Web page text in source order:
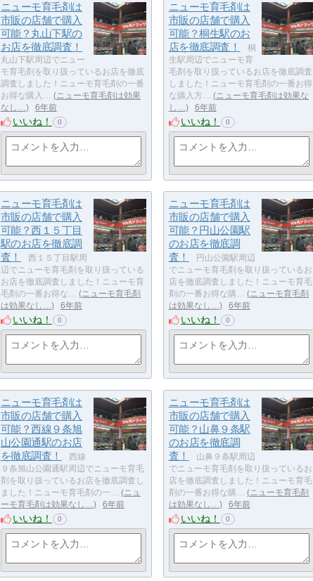
ニューモ育毛剤は
市販の店舗で購入
可能？丸山下駅の
お店を徹底調査！
丸山下駅周辺でニュー
モ育毛剤を取り扱っているお店を徹底
調査しました！ニューモ育毛剤の一番
お得な購入…
ニューモ育毛剤は効果
なし…
6年前
いいね！ 0
ニューモ育毛剤は
市販の店舗で購入
可能？桐生駅のお
店を徹底調査！
桐
生駅周辺でニューモ育
毛剤を取り扱っているお店を徹底調査
しました！ニューモ育毛剤の一番お得
な購入方…
ニューモ育毛剤は効果な
し…
6年前
いいね！ 0
ニューモ育毛剤は
市販の店舗で購入
可能？西１５丁目
駅のお店を徹底調
査！
西１５丁目駅周
辺でニューモ育毛剤を取り扱っている
お店を徹底調査しました！ニューモ育
毛剤の一番お得な…
ニューモ育毛剤
は効果なし…
6年前
いいね！ 0
ニューモ育毛剤は
市販の店舗で購入
可能？円山公園駅
のお店を徹底調
査！
円山公園駅周辺
でニューモ育毛剤を取り扱っているお
店を徹底調査しました！ニューモ育毛
剤の一番お得な購…
ニューモ育毛剤
は効果なし…
6年前
いいね！ 0
ニューモ育毛剤は
市販の店舗で購入
可能？西線９条旭
山公園通駅のお店
を徹底調査！
西線
９条旭山公園通駅周辺でニューモ育毛
剤を取り扱っているお店を徹底調査し
ました！ニューモ育毛剤の一…
ニュ
ーモ育毛剤は効果なし…
6年前
いいね！ 0
ニューモ育毛剤は
市販の店舗で購入
可能？山鼻９条駅
のお店を徹底調
査！
山鼻９条駅周辺
でニューモ育毛剤を取り扱っているお
店を徹底調査しました！ニューモ育毛
剤の一番お得な購…
ニューモ育毛剤
は効果なし…
6年前
いいね！ 0